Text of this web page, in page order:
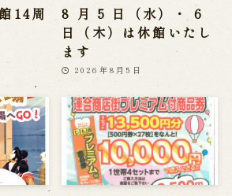
14周
8 月 5 日（水）・ 6
日（木）は休館いたし
ます
2026年8月5日